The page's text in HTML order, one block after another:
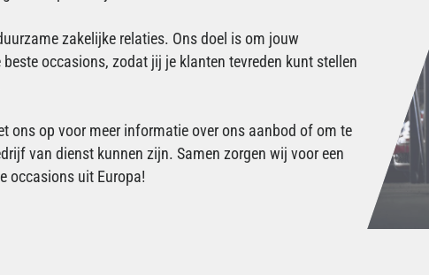
zakelijke relaties. Ons doel is om jouw
occasions, zodat jij je klanten tevreden kunt stellen
ons op voor meer informatie over ons aanbod of om te
van dienst kunnen zijn. Samen zorgen wij voor een
occasions uit Europa!